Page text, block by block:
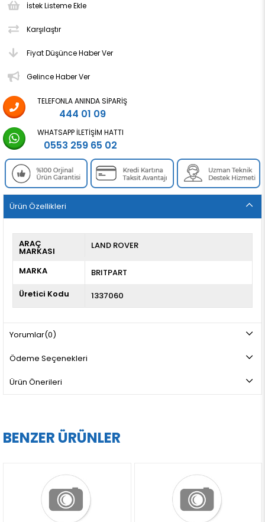
İstek Listeme Ekle
Karşılaştır
Fiyat Düşünce Haber Ver
Gelince Haber Ver
TELEFONLA ANINDA SIPARIŞ
444 01 09
WHATSAPP İLETIŞIM HATTI
0553 259 65 02
Ürün Özellikleri
ARAÇ
MARKASI
LAND ROVER
MARKA
BRITPART
Üretici Kodu
1337060
Yorumlar(0)
Ödeme Seçenekleri
Ürün Önerileri
BENZER ÜRÜNLER